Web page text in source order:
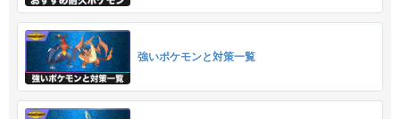
強いポケモンと対策一覧